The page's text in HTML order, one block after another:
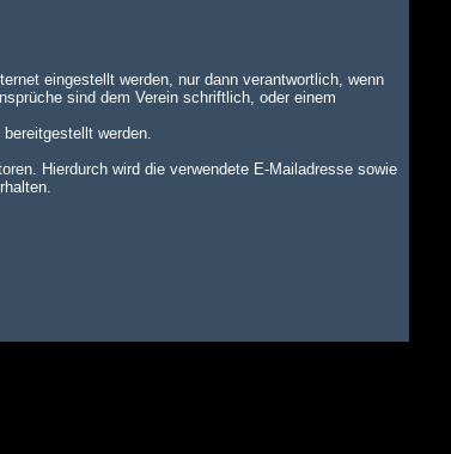
eingestellt werden, nur dann verantwortlich, wenn
sind dem Verein schriftlich, oder einem
werden.
Hierdurch wird die verwendete E-Mailadresse sowie